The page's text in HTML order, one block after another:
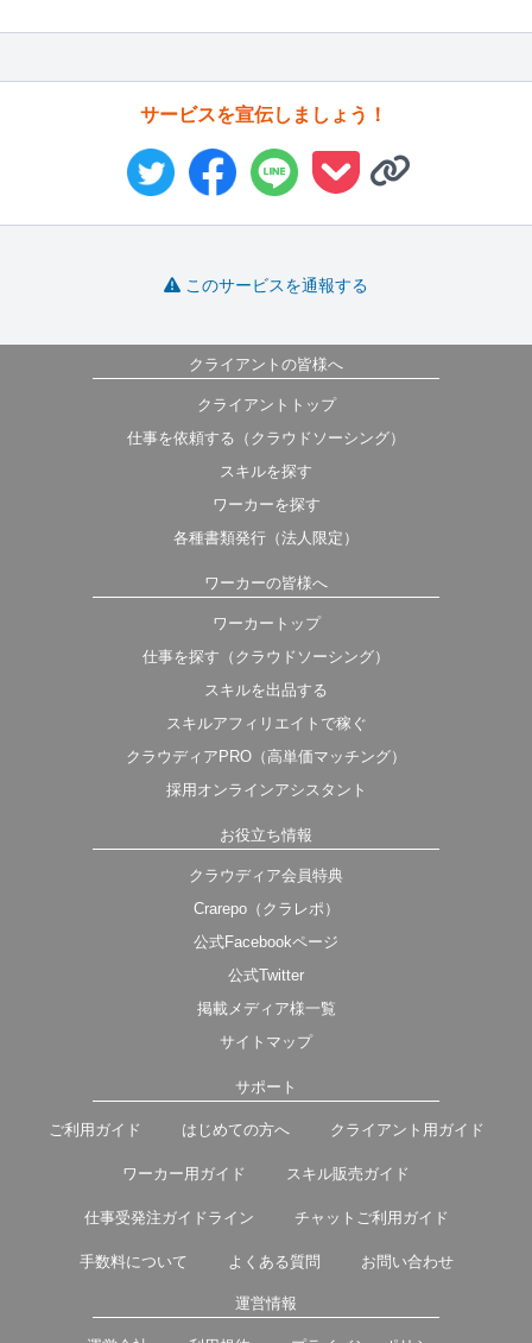
サービスを宣伝しましょう！
このサービスを通報する
クライアントの皆様へ
クライアントトップ
仕事を依頼する（クラウドソーシング）
スキルを探す
ワーカーを探す
各種書類発行（法人限定）
ワーカーの皆様へ
ワーカートップ
仕事を探す（クラウドソーシング）
スキルを出品する
スキルアフィリエイトで稼ぐ
クラウディアPRO（高単価マッチング）
採用オンラインアシスタント
お役立ち情報
クラウディア会員特典
Crarepo（クラレポ）
公式Facebookページ
公式Twitter
掲載メディア様一覧
サイトマップ
サポート
ご利用ガイド はじめての方へ クライアント用ガイド
ワーカー用ガイド スキル販売ガイド
仕事受発注ガイドライン チャットご利用ガイド
手数料について よくある質問 お問い合わせ
運営情報